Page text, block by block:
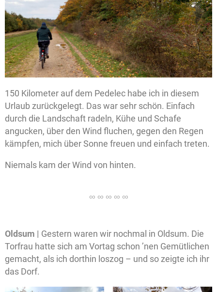
150 Kilometer auf dem Pedelec habe ich in diesem
Urlaub zurückgelegt. Das war sehr schön. Einfach
durch die Landschaft radeln, Kühe und Schafe
angucken, über den Wind fluchen, gegen den Regen
kämpfen, mich über Sonne freuen und einfach treten.
Niemals kam der Wind von hinten.
Oldsum | Gestern waren wir nochmal in Oldsum. Die
Torfrau hatte sich am Vortag schon ’nen Gemütlichen
gemacht, als ich dorthin loszog – und so zeigte ich ihr
das Dorf.